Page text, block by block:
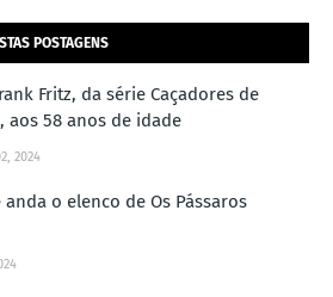
POSTAGENS
Fritz, da série Caçadores de
aos 58 anos de idade
2024
o elenco de Os Pássaros